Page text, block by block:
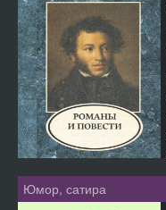
Юмор, сатира